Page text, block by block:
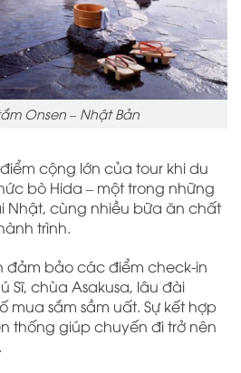
Onsen – Nhật Bản
cộng lớn của tour khi du
bò Hida – một trong những
Nhật, cùng nhiều bữa ăn chất
trình.
đảm bảo các điểm check-in
Sĩ, chùa Asakusa, lâu đài
mua sắm sầm uất. Sự kết hợp
thống giúp chuyến đi trở nên